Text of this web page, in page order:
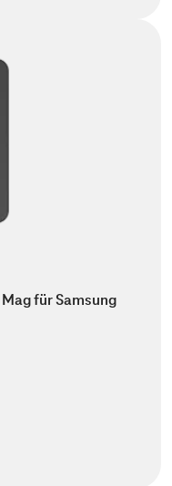
für Samsung